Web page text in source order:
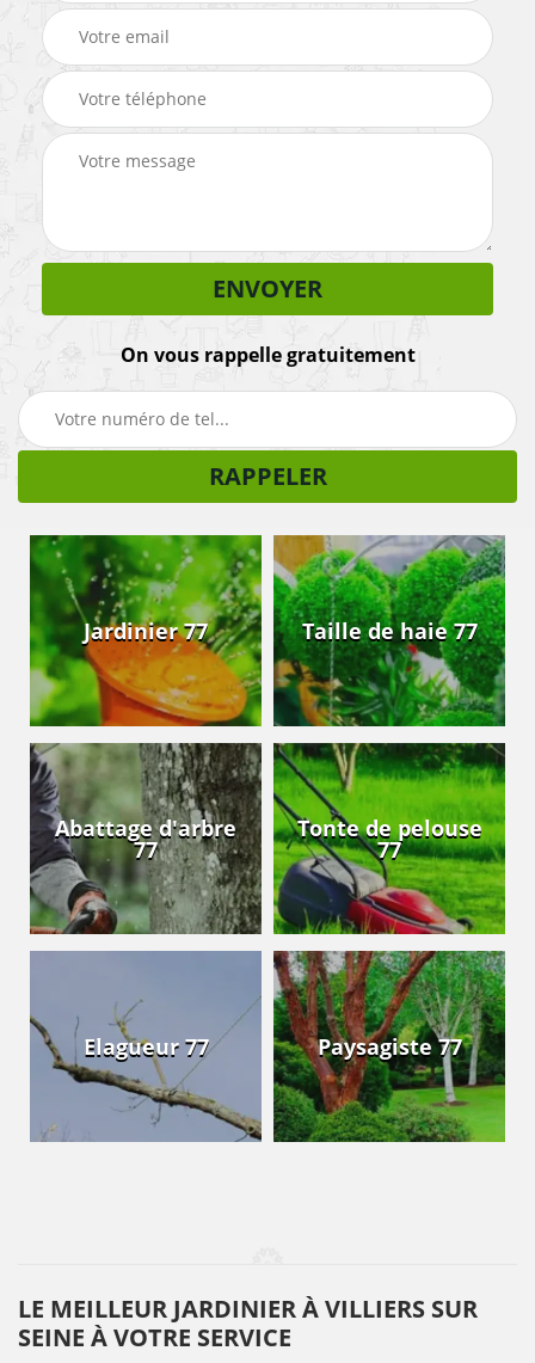
On vous rappelle gratuitement
Jardinier 77 Taille de haie 77
Abattage d'arbre
77
Tonte de pelouse
77
Elagueur 77 Paysagiste 77
LE MEILLEUR JARDINIER À VILLIERS SUR
SEINE À VOTRE SERVICE